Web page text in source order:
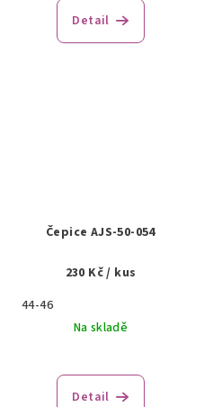
Detail
Čepice AJS-50-054
230 Kč/ kus
44-46
Na skladě
Detail